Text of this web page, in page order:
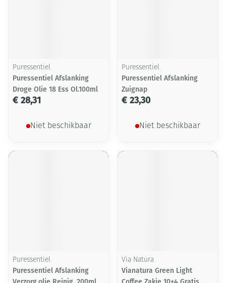
Puressentiel
Puressentiel Afslanking
Droge Olie 18 Ess Ol.100ml
€ 28,31
Niet beschikbaar
Puressentiel
Puressentiel Afslanking
Zuignap
€ 23,30
Niet beschikbaar
Puressentiel
Puressentiel Afslanking
Via Natura
Vianatura Green Light